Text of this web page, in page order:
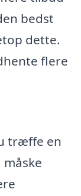
bedst
dette.
flere
træffe en